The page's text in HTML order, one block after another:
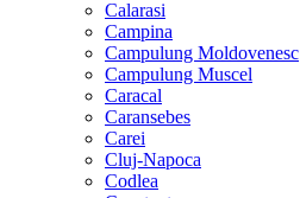
Calarasi
Campina
Campulung Moldovenesc
Campulung Muscel
Caracal
Caransebes
Carei
Cluj-Napoca
Codlea